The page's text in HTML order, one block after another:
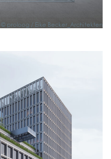
© pro­loog / Eike Becker_Architekten